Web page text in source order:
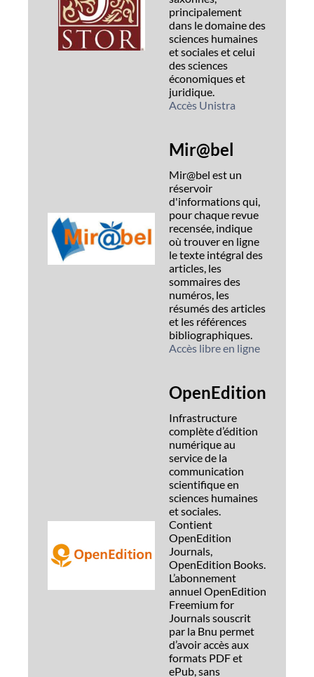
principalement
dans le domaine des
sciences humaines
et sociales et celui
des sciences
économiques et
juridique.
Accès Unistra
Mir@bel
Mir@bel est un
réservoir
d'informations qui,
pour chaque revue
recensée, indique
où trouver en ligne
le texte intégral des
articles, les
sommaires des
numéros, les
résumés des articles
et les références
bibliographiques.
Accès libre en ligne
OpenEdition
Infrastructure
complète d’édition
numérique au
service de la
communication
scientifique en
sciences humaines
et sociales.
Contient
OpenEdition
Journals,
OpenEdition Books.
L’abonnement
annuel OpenEdition
Freemium for
Journals souscrit
par la Bnu permet
d’avoir accès aux
formats PDF et
ePub, sans